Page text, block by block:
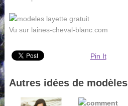
Vu sur laines-cheval-blanc.com
Pin It
Autres idées de modèles